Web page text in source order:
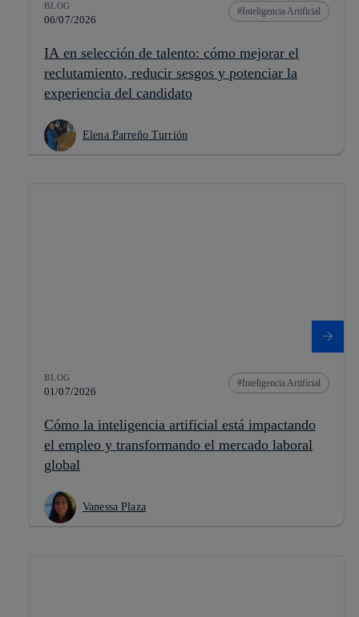
BLOG
06/07/2026
Inteligencia Artificial
IA en selección de talento: cómo mejorar el
reclutamiento, reducir sesgos y potenciar la
experiencia del candidato
Elena Parreño Turrión
BLOG
01/07/2026
Inteligencia Artificial
Cómo la inteligencia artificial está impactando
el empleo y transformando el mercado laboral
global
Vanessa Plaza